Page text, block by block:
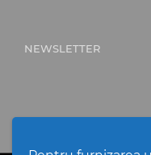
NEWSLETTER